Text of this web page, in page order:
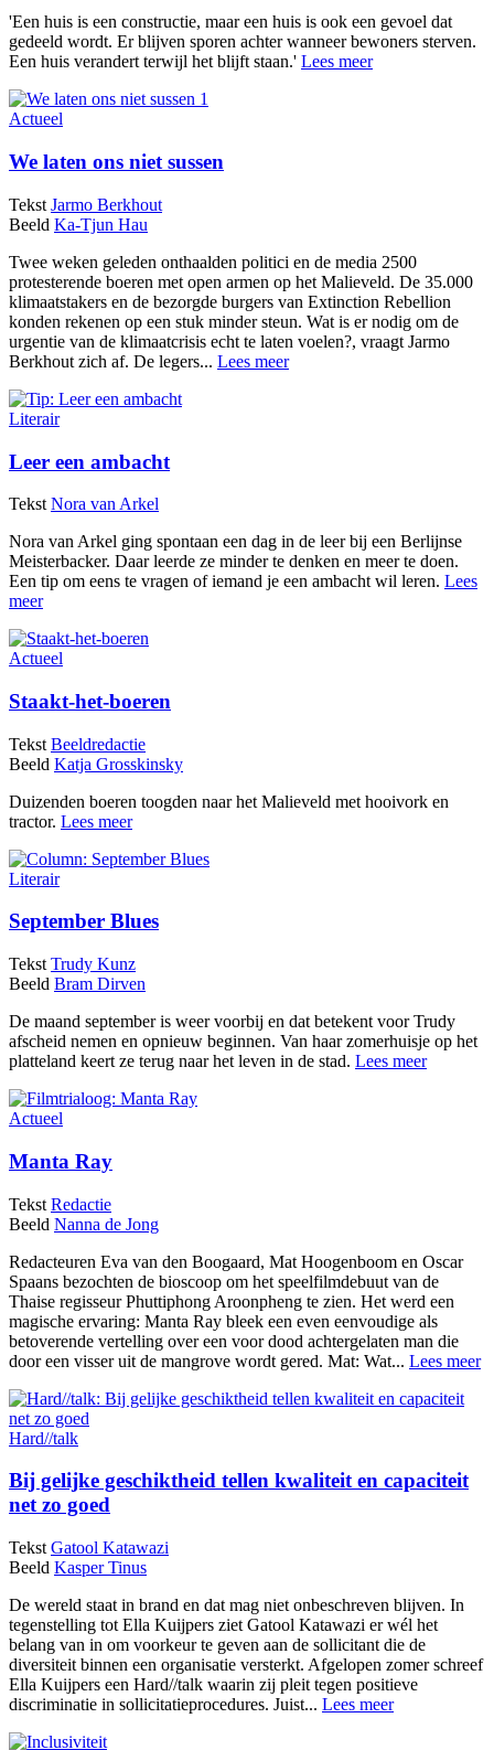
'Een huis is een constructie, maar een huis is ook een gevoel dat
gedeeld wordt. Er blijven sporen achter wanneer bewoners sterven.
Een huis verandert terwijl het blijft staan.' Lees meer
Actueel
We laten ons niet sussen
Tekst Jarmo Berkhout
Beeld Ka-Tjun Hau
Twee weken geleden onthaalden politici en de media 2500
protesterende boeren met open armen op het Malieveld. De 35.000
klimaatstakers en de bezorgde burgers van Extinction Rebellion
konden rekenen op een stuk minder steun. Wat is er nodig om de
urgentie van de klimaatcrisis echt te laten voelen?, vraagt Jarmo
Berkhout zich af. De legers... Lees meer
Literair
Leer een ambacht
Tekst Nora van Arkel
Nora van Arkel ging spontaan een dag in de leer bij een Berlijnse
Meisterbacker. Daar leerde ze minder te denken en meer te doen.
Een tip om eens te vragen of iemand je een ambacht wil leren. Lees
meer
Actueel
Staakt-het-boeren
Tekst Beeldredactie
Beeld Katja Grosskinsky
Duizenden boeren toogden naar het Malieveld met hooivork en
tractor. Lees meer
Literair
September Blues
Tekst Trudy Kunz
Beeld Bram Dirven
De maand september is weer voorbij en dat betekent voor Trudy
afscheid nemen en opnieuw beginnen. Van haar zomerhuisje op het
platteland keert ze terug naar het leven in de stad. Lees meer
Actueel
Manta Ray
Tekst Redactie
Beeld Nanna de Jong
Redacteuren Eva van den Boogaard, Mat Hoogenboom en Oscar
Spaans bezochten de bioscoop om het speelfilmdebuut van de
Thaise regisseur Phuttiphong Aroonpheng te zien. Het werd een
magische ervaring: Manta Ray bleek een even eenvoudige als
betoverende vertelling over een voor dood achtergelaten man die
door een visser uit de mangrove wordt gered. Mat: Wat... Lees meer
Hard//talk
Bij gelijke geschiktheid tellen kwaliteit en capaciteit
net zo goed
Tekst Gatool Katawazi
Beeld Kasper Tinus
De wereld staat in brand en dat mag niet onbeschreven blijven. In
tegenstelling tot Ella Kuijpers ziet Gatool Katawazi er wél het
belang van in om voorkeur te geven aan de sollicitant die de
diversiteit binnen een organisatie versterkt. Afgelopen zomer schreef
Ella Kuijpers een Hard//talk waarin zij pleit tegen positieve
discriminatie in sollicitatieprocedures. Juist... Lees meer